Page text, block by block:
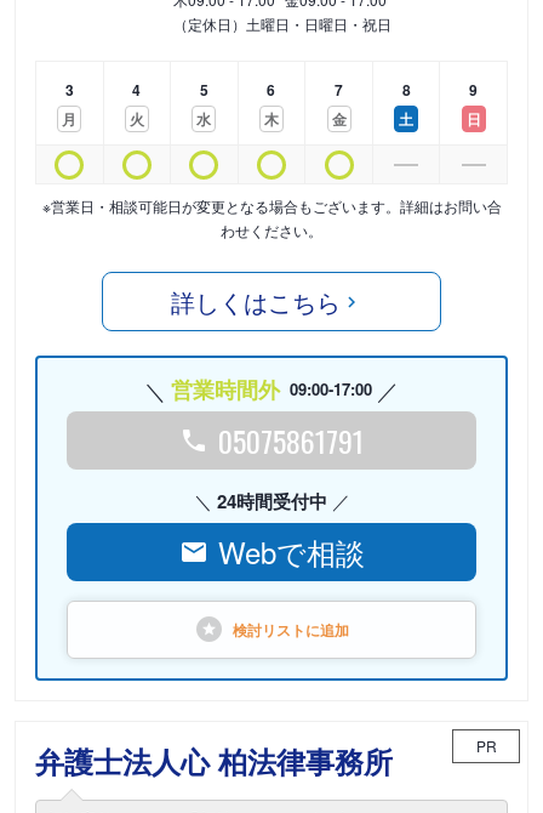
（定休日）土曜日・日曜日・祝日
3
月
4
火
5
水
6
木
7
金
8
土
9
日
※営業日・相談可能日が変更となる場合もございます。詳細はお問い合
わせください。
詳しくはこちら
営業時間外 09:00-17:00
05075861791
24時間受付中
Webで相談
検討リストに追加
弁護士法人心 柏法律事務所 PR